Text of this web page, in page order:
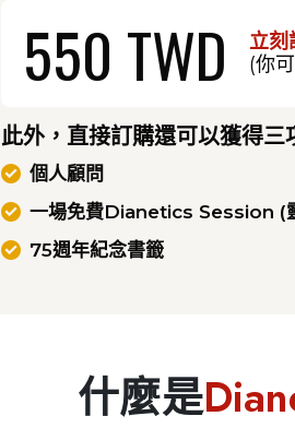
550 TWD 立刻
(你
此外，直接訂購還可以獲得三
個人顧問
一場免費Dianetics Session (
75週年紀念書籤
什麼是